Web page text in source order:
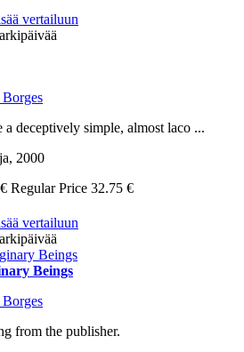
vertailuun
a deceptively simple, almost laco ...
2000
Regular Price 32.75 €
vertailuun
Beings
from the publisher.